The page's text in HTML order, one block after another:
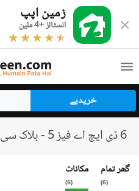
زمین اپپ
انسٹالز +4 ملین
خریدیے
6 ڈی ایچ اے فیز 5 - بلاک سی میں مکانات برائے فروخت
گھر تمام
(
6
)
مکانات
(
6
)